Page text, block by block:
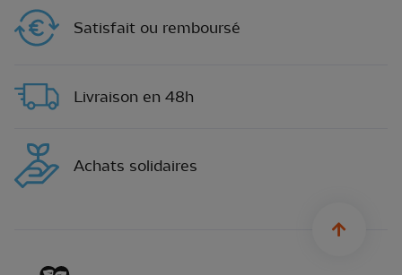
Satisfait ou remboursé
Livraison en 48h
Achats solidaires